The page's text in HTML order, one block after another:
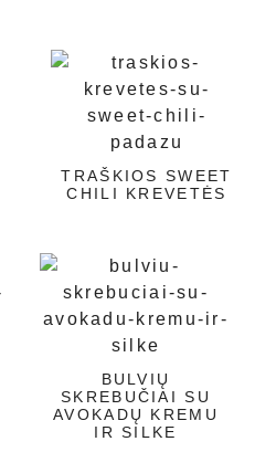
TRAŠKIOS SWEET
CHILI KREVETĖS
BULVIŲ
SKREBUČIAI SU
AVOKADŲ KREMU
IR SILKE